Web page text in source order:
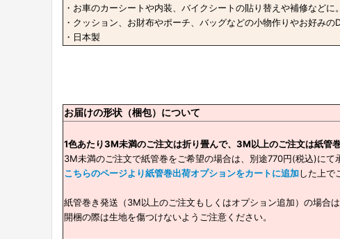
・お車のカーシートや内装、バイクシートの貼り替えや補修などに。
・クッション、お財布やポーチ、バッグなどの小物作りやお好みの
・日本製
お届けの形状（梱包）について
1色あたり3M未満のご注文は折り畳んで、3M以上のご注文は紙管
3M未満のご注文で紙管巻をご希望の場合は、別途770円(税込)にて
こちらのページより紙管巻出荷オプションをカートに追加した上で
紙管巻き発送（3M以上のご注文もしくはオプション追加）の場合
開梱の際は生地を傷つけないようご注意ください。